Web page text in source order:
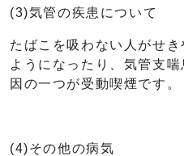
(3)気管の疾患について
たばこを吸わない人がせ
ようになったり、気管支
因の一つが受動喫煙です。
(4)その他の病気